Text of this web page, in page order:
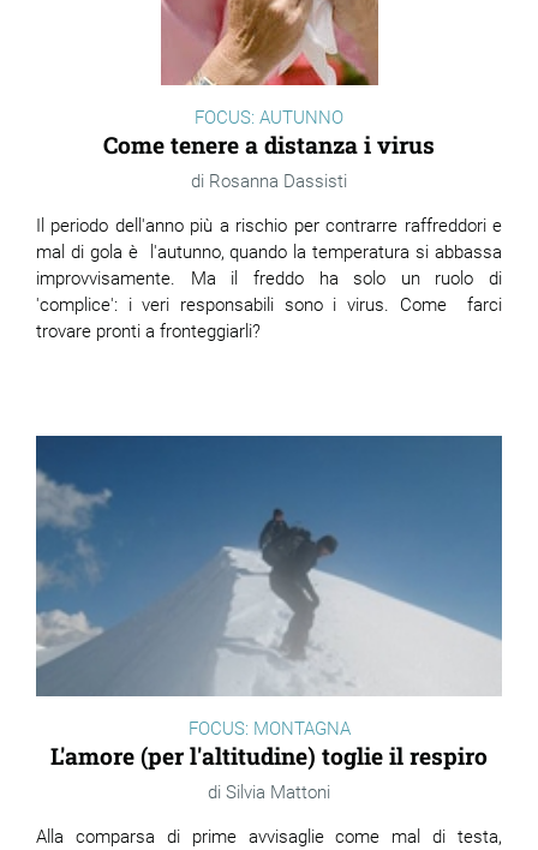
FOCUS: AUTUNNO
Come tenere a distanza i virus
Rosanna Dassisti
Il periodo dell'anno più a rischio per contrarre raffreddori e
mal di gola è l'autunno, quando la temperatura si abbassa
improvvisamente. Ma il freddo ha solo un ruolo di
'complice': i veri responsabili sono i virus. Come farci
trovare pronti a fronteggiarli?
FOCUS: MONTAGNA
L'amore (per l'altitudine) toglie il respiro
Silvia Mattoni
Alla comparsa di prime avvisaglie come mal di testa,